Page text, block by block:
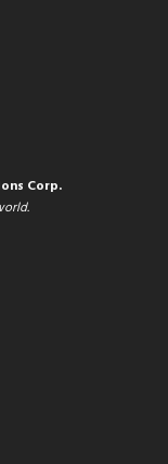
Corp.